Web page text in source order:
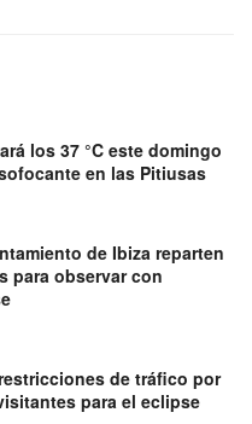
los 37 °C este domingo
en las Pitiusas
de Ibiza reparten
para observar con
de tráfico por
para el eclipse